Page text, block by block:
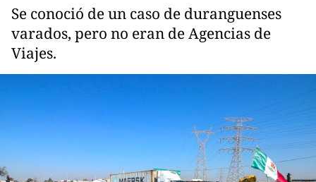
Se conoció de un caso de duranguenses
varados, pero no eran de Agencias de
Viajes.